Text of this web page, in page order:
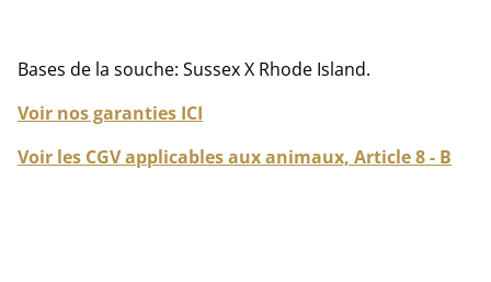
Bases de la souche: Sussex X Rhode Island.
Voir nos garanties ICI
Voir les CGV applicables aux animaux, Article 8 - B